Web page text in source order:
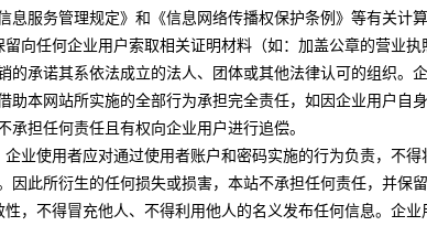
服务管理规定》和《信息网络传播权保护条例》等有关计
向任何企业用户索取相关证明材料（如：加盖公章的营业
承诺其系依法成立的法人、团体或其他法律认可的组织。
本网站所实施的全部行为承担完全责任，如因企业用户自
担任何责任且有权向企业用户进行追偿。
业使用者应对通过使用者账户和密码实施的行为负责，不
此所衍生的任何损失或损害，本站不承担任何责任，并保
，不得冒充他人、不得利用他人的名义发布任何信息。企业